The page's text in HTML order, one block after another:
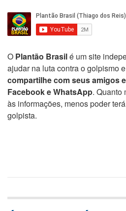
O Plantão Brasilé um site
ajudar na luta contra o golpismo
compartilhe com seus amigos
Facebook e WhatsApp. Quanto
às informações, menos poder
golpista.